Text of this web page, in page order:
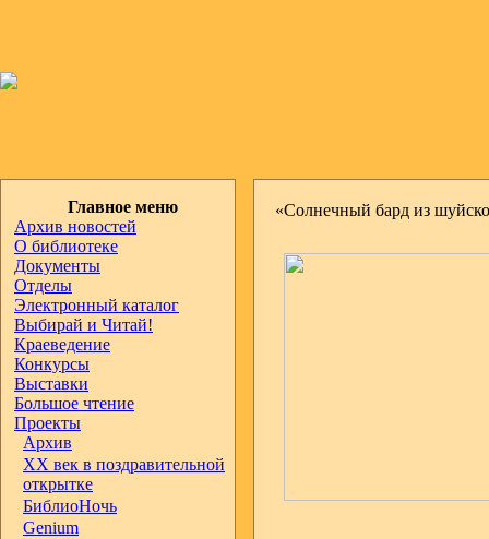
Главное меню
Архив новостей
О библиотеке
Документы
Отделы
Электронный каталог
Выбирай и Читай!
Краеведение
Конкурсы
Выставки
Большое чтение
Проекты
Архив
ХХ век в поздравительной
открытке
БиблиоНочь
Genium
«Солнечный бард из